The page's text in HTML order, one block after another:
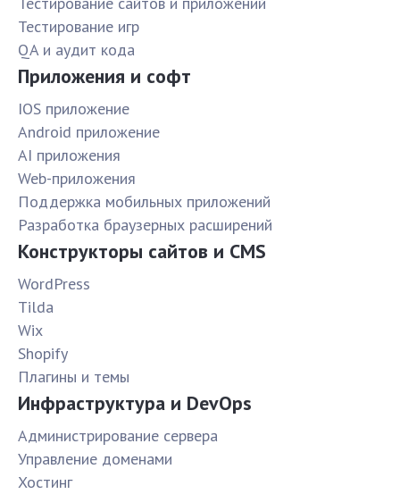
Тестирование игр
QA и аудит кода
Приложения и софт
IOS приложение
Android приложение
AI приложения
Web-приложения
Поддержка мобильных приложений
Разработка браузерных расширений
Конструкторы сайтов и CMS
WordPress
Tilda
Wix
Shopify
Плагины и темы
Инфраструктура и DevOps
Администрирование сервера
Управление доменами
Хостинг